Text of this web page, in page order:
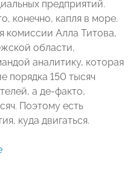
предприятий.
конечно, капля в море.
комиссии Алла Титова,
области,
аналитику, которая
порядка 150 тысяч
а де-факто,
Поэтому есть
куда двигаться.